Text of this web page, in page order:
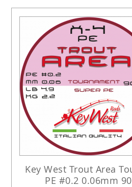
Key West Trout Area
PE #0.2 0.06mm